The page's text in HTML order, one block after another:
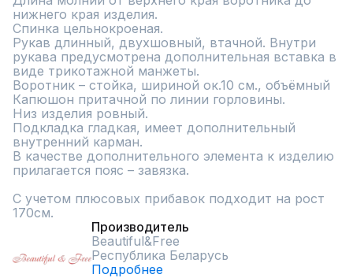
нижнего края изделия.
Спинка цельнокроеная.
Рукав длинный, двухшовный, втачной. Внутри
рукава предусмотрена дополнительная вставка в
виде трикотажной манжеты.
Воротник – стойка, шириной ок.10 см., объёмный
Капюшон притачной по линии горловины.
Низ изделия ровный.
Подкладка гладкая, имеет дополнительный
внутренний карман.
В качестве дополнительного элемента к изделию
прилагается пояс – завязка.
С учетом плюсовых прибавок подходит на рост
170см.
Производитель
Beautiful&Free
Республика Беларусь
Подробнее